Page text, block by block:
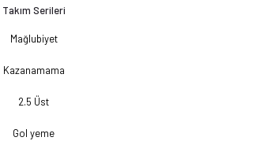
Takım Serileri
Mağlubiyet
Kazanamama
2.5 Üst
Gol yeme